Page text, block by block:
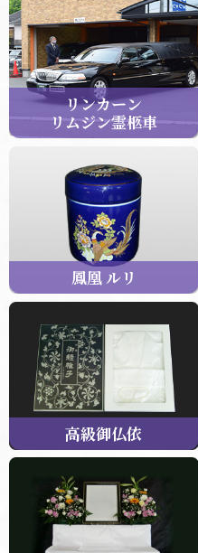
リンカーン
リムジン霊柩車
鳳凰 ルリ
高級御仏依